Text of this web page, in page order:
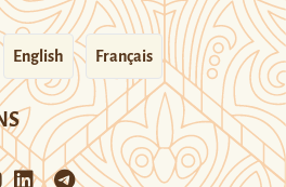
English Français